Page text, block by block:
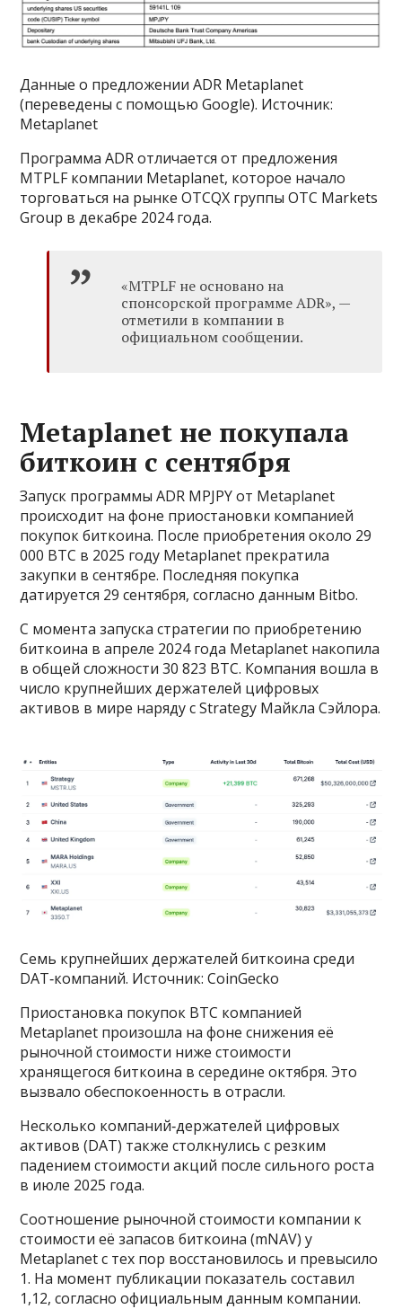
Данные о предложении ADR Metaplanet
(переведены с помощью Google). Источник:
Metaplanet
Программа ADR отличается от предложения
MTPLF компании Metaplanet, которое начало
торговаться на рынке OTCQX группы OTC Markets
Group в декабре 2024 года.
«MTPLF не основано на
спонсорской программе ADR», —
отметили в компании в
официальном сообщении.
Metaplanet не покупала
биткоин с сентября
Запуск программы ADR MPJPY от Metaplanet
происходит на фоне приостановки компанией
покупок биткоина. После приобретения около 29
000 BTC в 2025 году Metaplanet прекратила
закупки в сентябре. Последняя покупка
датируется 29 сентября, согласно данным Bitbo.
С момента запуска стратегии по приобретению
биткоина в апреле 2024 года Metaplanet накопила
в общей сложности 30 823 BTC. Компания вошла в
число крупнейших держателей цифровых
активов в мире наряду с Strategy Майкла Сэйлора.
Семь крупнейших держателей биткоина среди
DAT‑компаний. Источник: CoinGecko
Приостановка покупок BTC компанией
Metaplanet произошла на фоне снижения её
рыночной стоимости ниже стоимости
хранящегося биткоина в середине октября. Это
вызвало обеспокоенность в отрасли.
Несколько компаний‑держателей цифровых
активов (DAT) также столкнулись с резким
падением стоимости акций после сильного роста
в июле 2025 года.
Соотношение рыночной стоимости компании к
стоимости её запасов биткоина (mNAV) у
Metaplanet с тех пор восстановилось и превысило
1. На момент публикации показатель составил
1,12, согласно официальным данным компании.